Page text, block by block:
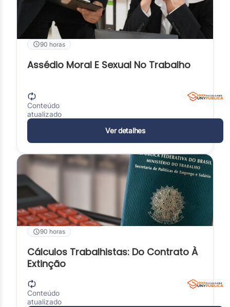
90 horas
Assédio Moral E Sexual No Trabalho
Conteúdo
atualizado
Ver detalhes
90 horas
Cálculos Trabalhistas: Do Contrato À
Extinção
Conteúdo
atualizado